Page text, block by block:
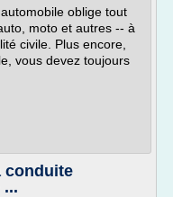
oblige tout
moto et autres -- à
civile. Plus encore,
vous devez toujours
conduite